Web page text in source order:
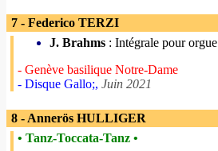
7 - Federico TERZI
J. Brahms : Intégrale pour orgue
- Genève basilique Notre-Dame
- Disque Gallo;, Juin 2021
8 - Annerös HULLIGER
• Tanz-Toccata-Tanz •